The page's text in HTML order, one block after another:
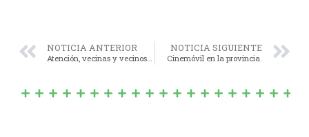
NOTICIA ANTERIOR
Atención, vecinas y vecinos de Navarro.
NOTICIA SIGUIENTE
Cinemóvil en la provincia.